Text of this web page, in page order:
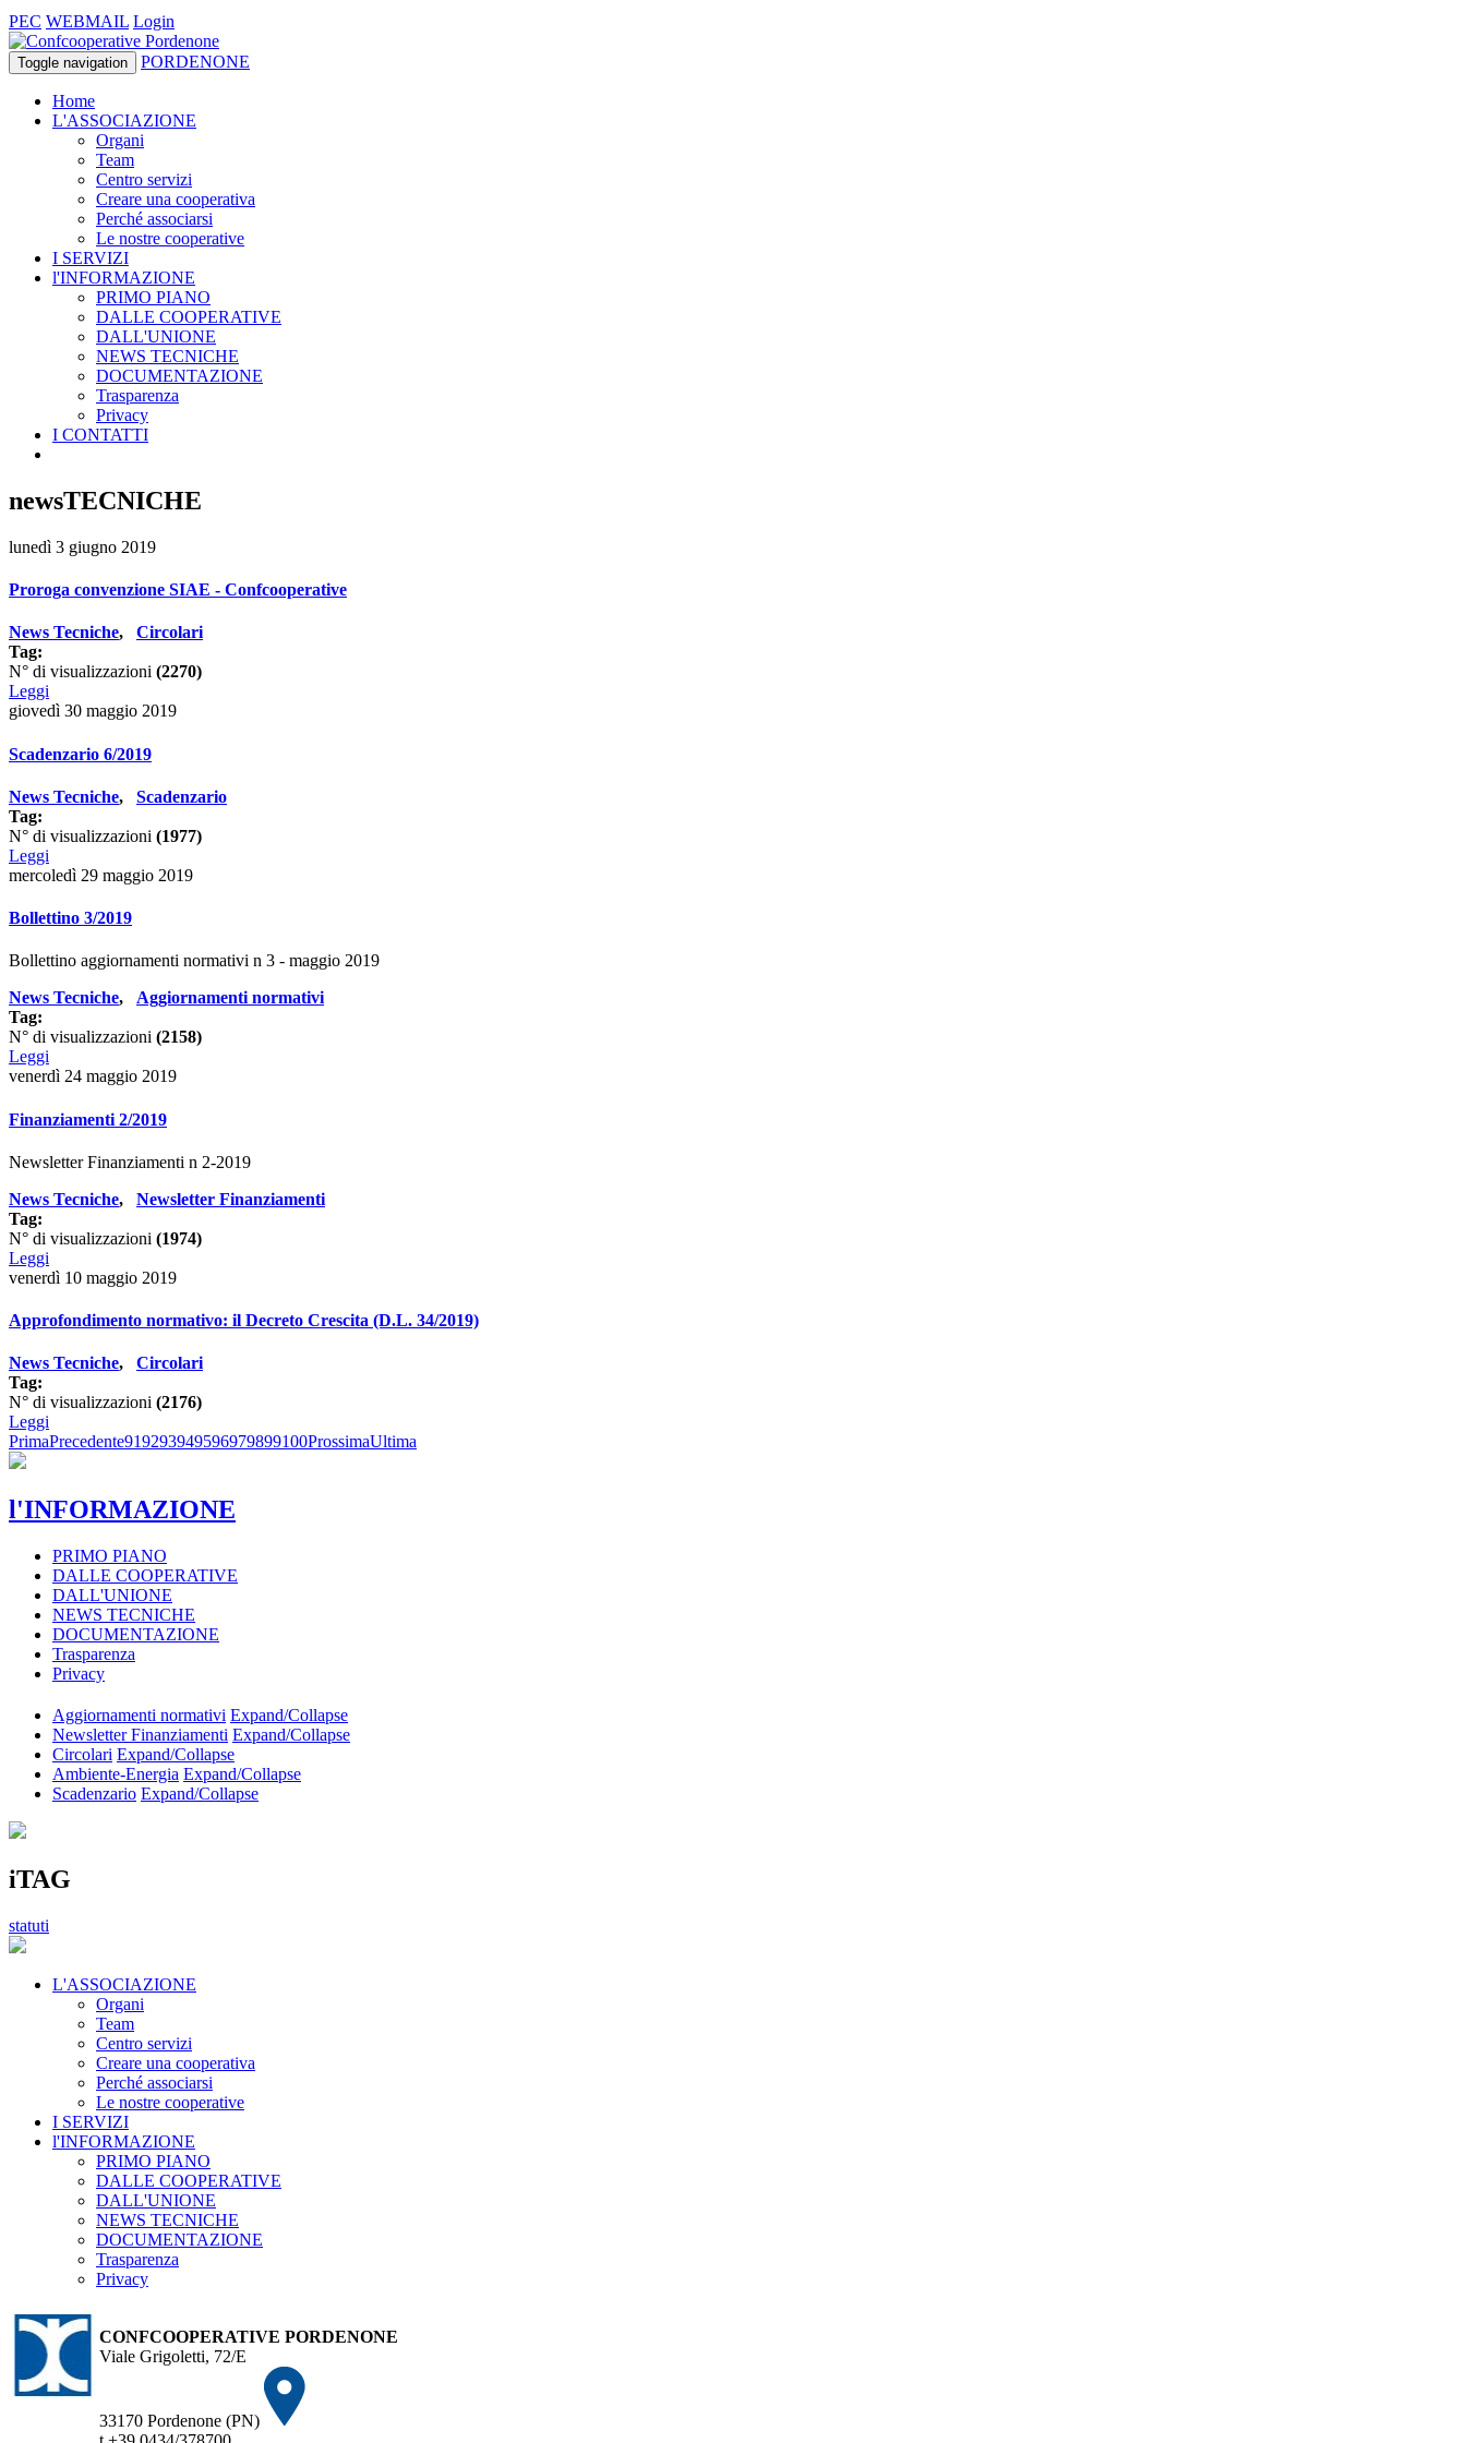
PEC WEBMAIL Login
Toggle navigation PORDENONE
Home
L'ASSOCIAZIONE
Organi
Team
Centro servizi
Creare una cooperativa
Perché associarsi
Le nostre cooperative
I SERVIZI
l'INFORMAZIONE
PRIMO PIANO
DALLE COOPERATIVE
DALL'UNIONE
NEWS TECNICHE
DOCUMENTAZIONE
Trasparenza
Privacy
I CONTATTI
newsTECNICHE
lunedì 3 giugno 2019
Proroga convenzione SIAE - Confcooperative
News Tecniche, Circolari
Tag:
N° di visualizzazioni (2270)
Leggi
giovedì 30 maggio 2019
Scadenzario 6/2019
News Tecniche, Scadenzario
Tag:
N° di visualizzazioni (1977)
Leggi
mercoledì 29 maggio 2019
Bollettino 3/2019
Bollettino aggiornamenti normativi n 3 - maggio 2019
News Tecniche, Aggiornamenti normativi
Tag:
N° di visualizzazioni (2158)
Leggi
venerdì 24 maggio 2019
Finanziamenti 2/2019
Newsletter Finanziamenti n 2-2019
News Tecniche, Newsletter Finanziamenti
Tag:
N° di visualizzazioni (1974)
Leggi
venerdì 10 maggio 2019
Approfondimento normativo: il Decreto Crescita (D.L. 34/2019)
News Tecniche, Circolari
Tag:
N° di visualizzazioni (2176)
Leggi
PrimaPrecedente919293949596979899100ProssimaUltima
l'INFORMAZIONE
PRIMO PIANO
DALLE COOPERATIVE
DALL'UNIONE
NEWS TECNICHE
DOCUMENTAZIONE
Trasparenza
Privacy
Aggiornamenti normativi Expand/Collapse
Newsletter Finanziamenti Expand/Collapse
Circolari Expand/Collapse
Ambiente-Energia Expand/Collapse
Scadenzario Expand/Collapse
iTAG
statuti
L'ASSOCIAZIONE
Organi
Team
Centro servizi
Creare una cooperativa
Perché associarsi
Le nostre cooperative
I SERVIZI
l'INFORMAZIONE
PRIMO PIANO
DALLE COOPERATIVE
DALL'UNIONE
NEWS TECNICHE
DOCUMENTAZIONE
Trasparenza
Privacy
CONFCOOPERATIVE PORDENONE
Viale Grigoletti, 72/E
33170 Pordenone (PN)